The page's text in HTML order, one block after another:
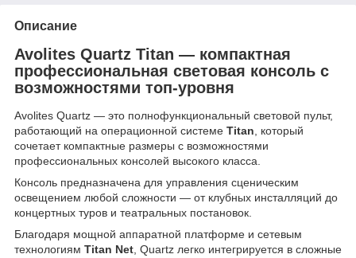
Описание
Avolites Quartz Titan — компактная
профессиональная световая консоль с
возможностями топ-уровня
Avolites Quartz — это полнофункциональный световой пульт,
работающий на операционной системе Titan, который
сочетает компактные размеры с возможностями
профессиональных консолей высокого класса.
Консоль предназначена для управления сценическим
освещением любой сложности — от клубных инсталляций до
концертных туров и театральных постановок.
Благодаря мощной аппаратной платформе и сетевым
технологиям Titan Net, Quartz легко интегрируется в сложные